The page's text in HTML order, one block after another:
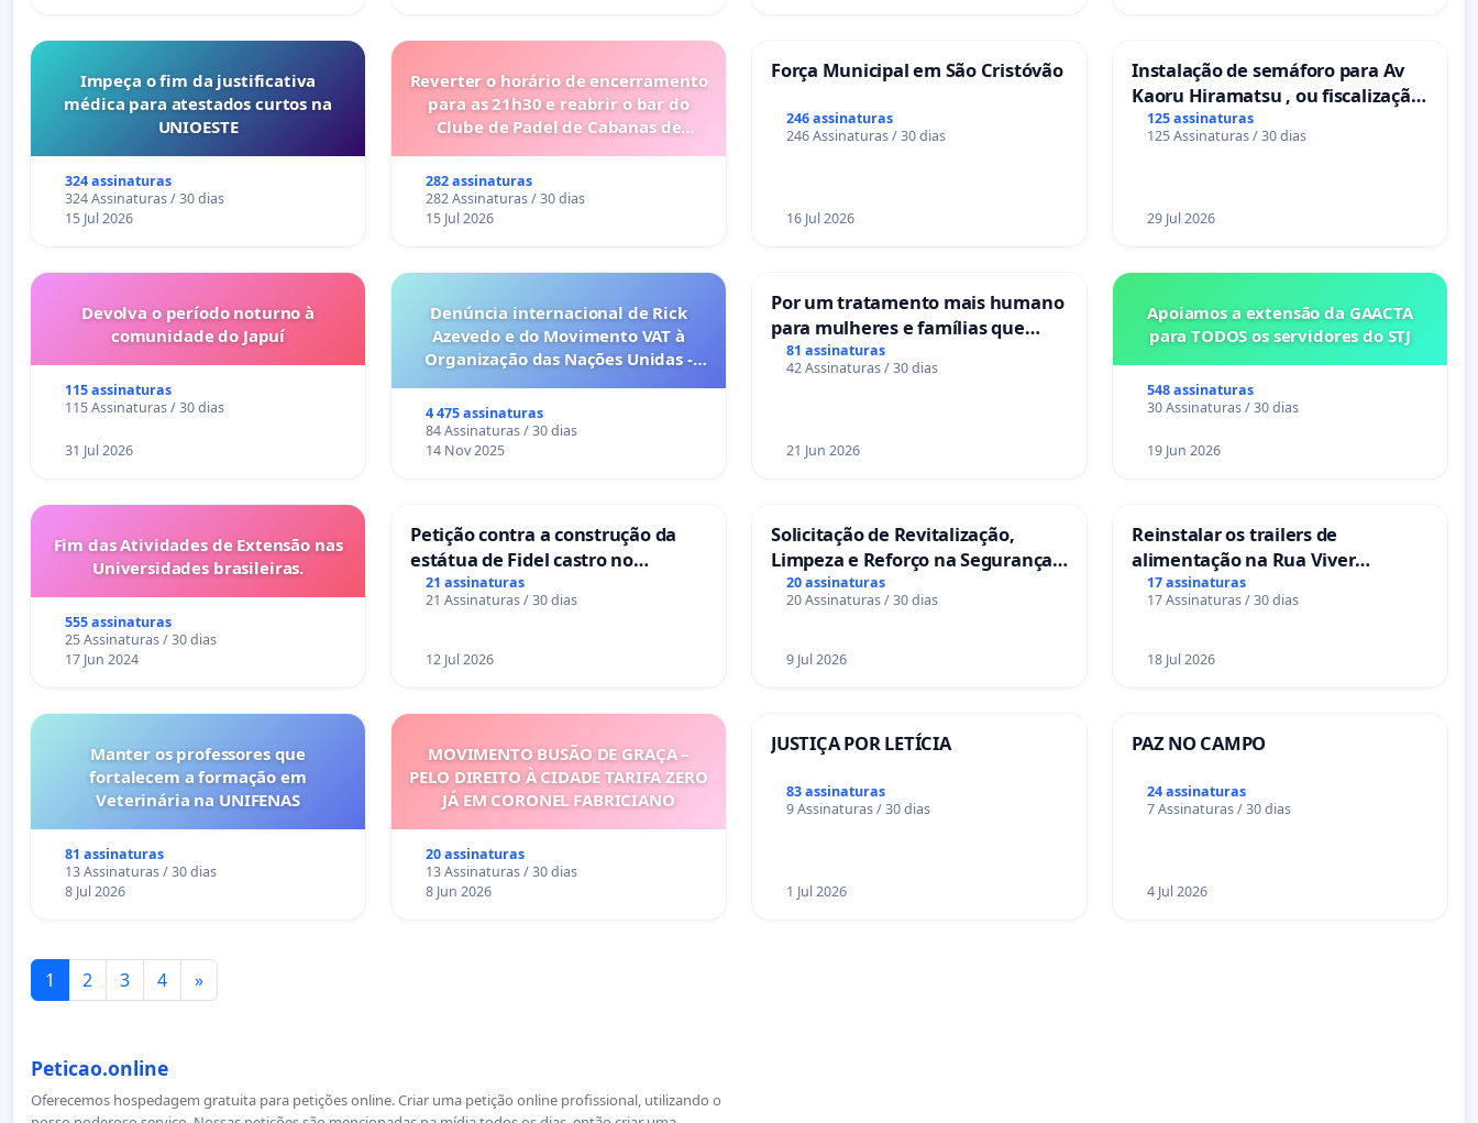
Impeça o fim da justificativa
médica para atestados curtos na
UNIOESTE
324 assinaturas
324 Assinaturas / 30 dias
15 Jul 2026
Reverter o horário de encerramento
para as 21h30 e reabrir o bar do
Clube de Padel de Cabanas de
282 assinaturas
282 Assinaturas / 30 dias
15 Jul 2026
Força Municipal em São Cristóvão
246 assinaturas
246 Assinaturas / 30 dias
16 Jul 2026
Instalação de semáforo para Av
Kaoru Hiramatsu , ou fiscalização
Eletrônica
125 assinaturas
125 Assinaturas / 30 dias
29 Jul 2026
Devolva o período noturno à
comunidade do Japuí
115 assinaturas
115 Assinaturas / 30 dias
31 Jul 2026
Denúncia internacional de Rick
Azevedo e do Movimento VAT à
Organização das Nações Unidas -
6x1 enquanto o lobby empresarial
compra a omissão do Congresso.
4 475 assinaturas
84 Assinaturas / 30 dias
14 Nov 2025
Por um tratamento mais humano
para mulheres e famílias que
sofrem uma perda gestacional
nos hospitais portugueses
81 assinaturas
42 Assinaturas / 30 dias
21 Jun 2026
Apoiamos a extensão da GAACTA
para TODOS os servidores do STJ
548 assinaturas
30 Assinaturas / 30 dias
19 Jun 2026
Fim das Atividades de Extensão nas
Universidades brasileiras.
555 assinaturas
25 Assinaturas / 30 dias
17 Jun 2024
Petição contra a construção da
estátua de Fidel castro no
mirante do Caju
21 assinaturas
21 Assinaturas / 30 dias
12 Jul 2026
Solicitação de Revitalização,
Limpeza e Reforço na Segurança
das Praças da Rua Cachoeira das
Sete Ilhas
20 assinaturas
20 Assinaturas / 30 dias
9 Jul 2026
Reinstalar os trailers de
alimentação na Rua Viver
Salvador
17 assinaturas
17 Assinaturas / 30 dias
18 Jul 2026
Manter os professores que
fortalecem a formação em
Veterinária na UNIFENAS
81 assinaturas
13 Assinaturas / 30 dias
8 Jul 2026
MOVIMENTO BUSÃO DE GRAÇA –
PELO DIREITO À CIDADE TARIFA ZERO
JÁ EM CORONEL FABRICIANO
20 assinaturas
13 Assinaturas / 30 dias
8 Jun 2026
JUSTIÇA POR LETÍCIA
83 assinaturas
9 Assinaturas / 30 dias
1 Jul 2026
PAZ NO CAMPO
24 assinaturas
7 Assinaturas / 30 dias
4 Jul 2026
1 2 3 4 »
Peticao.online
Oferecemos hospedagem gratuita para petições online. Criar uma petição online profissional, utilizando o